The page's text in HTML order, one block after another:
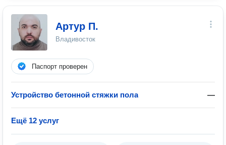
Артур П.
Владивосток
Паспорт проверен
Устройство бетонной стяжки пола —
Ещё 12 услуг